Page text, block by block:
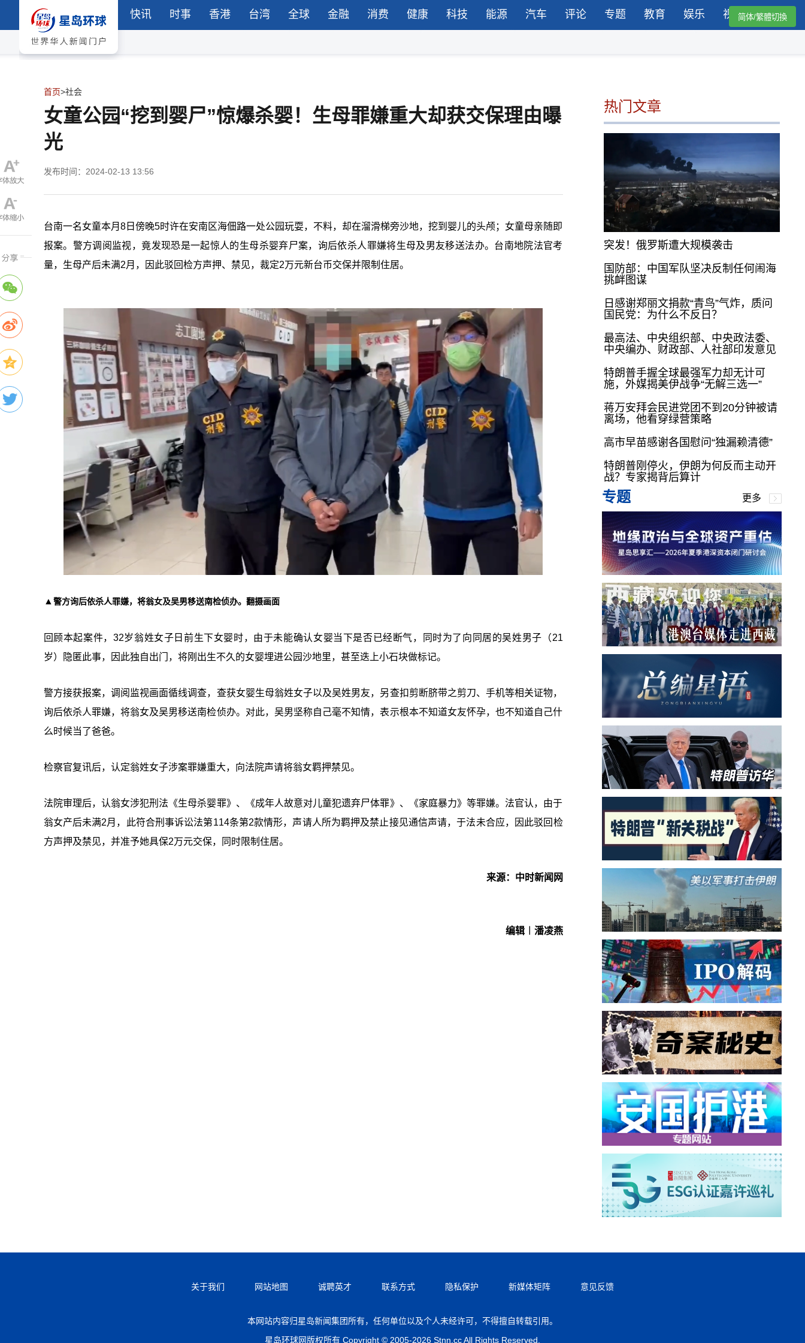
快讯 时事 香港 台湾 全球 金融 消费 健康 科技 能源 汽车 评论 专题 教育 娱乐 视频简体/繁體切換
首页>社会
女童公园“挖到婴尸”惊爆杀婴！生母罪嫌重大却获交保理由曝
光
发布时间：2024-02-13 13:56
台南一名女童本月8日傍晚5时许在安南区海佃路一处公园玩耍，不料，却在溜滑梯旁沙地，挖到婴儿的头颅；女童母亲随即
报案。警方调阅监视，竟发现恐是一起惊人的生母杀婴弃尸案，询后依杀人罪嫌将生母及男友移送法办。台南地院法官考
量，生母产后未满2月，因此驳回检方声押、禁见，裁定2万元新台币交保并限制住居。
▲ 警方询后依杀人罪嫌，将翁女及吴男移送南检侦办。翻摄画面
回顾本起案件，32岁翁姓女子日前生下女婴时，由于未能确认女婴当下是否已经断气，同时为了向同居的吴姓男子（21
岁）隐匿此事，因此独自出门，将刚出生不久的女婴埋进公园沙地里，甚至迭上小石块做标记。
警方接获报案，调阅监视画面循线调查，查获女婴生母翁姓女子以及吴姓男友，另查扣剪断脐带之剪刀、手机等相关证物，
询后依杀人罪嫌，将翁女及吴男移送南检侦办。对此，吴男坚称自己毫不知情，表示根本不知道女友怀孕，也不知道自己什
么时候当了爸爸。
检察官复讯后，认定翁姓女子涉案罪嫌重大，向法院声请将翁女羁押禁见。
法院审理后，认翁女涉犯刑法《生母杀婴罪》、《成年人故意对儿童犯遗弃尸体罪》、《家庭暴力》等罪嫌。法官认，由于
翁女产后未满2月，此符合刑事诉讼法第114条第2款情形，声请人所为羁押及禁止接见通信声请，于法未合应，因此驳回检
方声押及禁见，并准予她具保2万元交保，同时限制住居。
来源：中时新闻网
编辑︱潘凌燕
热门文章
突发！俄罗斯遭大规模袭击
国防部：中国军队坚决反制任何闹海
挑衅图谋
日感谢郑丽文捐款“青鸟”气炸，质问
国民党：为什么不反日？
最高法、中央组织部、中央政法委、
中央编办、财政部、人社部印发意见
特朗普手握全球最强军力却无计可
施，外媒揭美伊战争“无解三选一”
蒋万安拜会民进党团不到20分钟被请
离场，他看穿绿营策略
高市早苗感谢各国慰问“独漏赖清德”
特朗普刚停火，伊朗为何反而主动开
战？专家揭背后算计
专题 更多
关于我们 网站地图 诚聘英才 联系方式 隐私保护 新媒体矩阵 意见反馈
本网站内容归星岛新闻集团所有，任何单位以及个人未经许可，不得擅自转载引用。
星岛环球网版权所有 Copyright © 2005-2026 Stnn.cc All Rights Reserved.